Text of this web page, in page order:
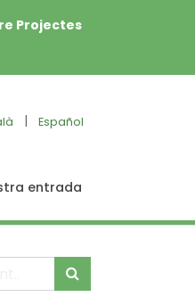
Projectes
| Español
entrada